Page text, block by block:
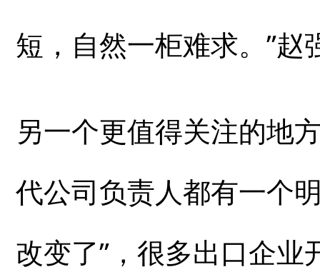
短，自然一柜难求。”赵
另一个更值得关注的地
代公司负责人都有一个
改变了”，很多出口企